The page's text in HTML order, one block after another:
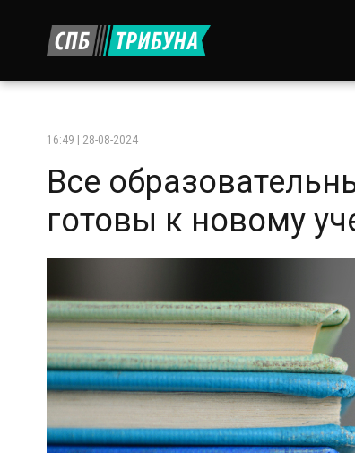
16:49 | 28-08-2024
Все
готовы к новому